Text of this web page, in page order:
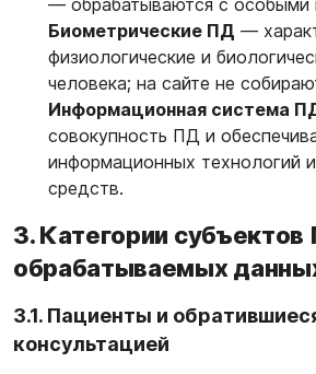
— обрабатываются с особыми
Биометрические ПД —
физиологические и
человека; на сайте не
Информационная система
совокупность ПД и
информационных технологий
средств.
3. Категории субъектов
обрабатываемых
3.1. Пациенты и
консультацией